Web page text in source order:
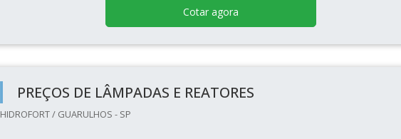
Cotar agora
PREÇOS DE LÂMPADAS E REATORES
HIDROFORT / GUARULHOS - SP